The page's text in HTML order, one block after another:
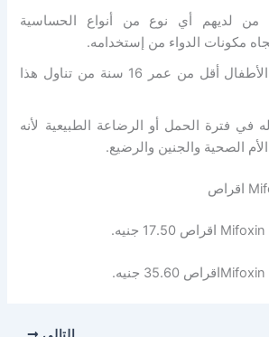
من لديهم أي نوع من أنواع الحساسية
مكونات الدواء من إستخدامه.
يمنع على الأطفال أقل من عمر 16 سنة من تناول هذا
في فترة الحمل أو الرضاعة الطبيعية لأنه
الصحية والجنين والرضيع.